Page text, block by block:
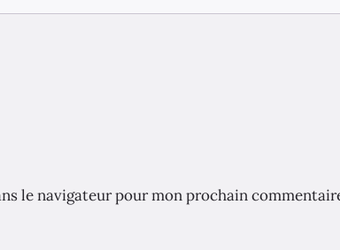
le navigateur pour mon prochain